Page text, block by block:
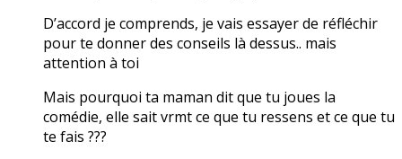
D’accord je comprends, je vais essayer de réfléchir
pour te donner des conseils là dessus.. mais
attention à toi
Mais pourquoi ta maman dit que tu joues la
comédie, elle sait vrmt ce que tu ressens et ce que tu
te fais ???